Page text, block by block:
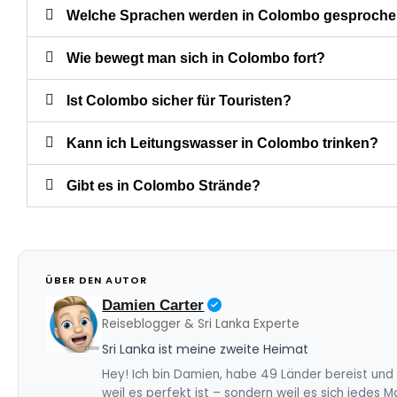
Welche Sprachen werden in Colombo
Wie bewegt man sich in Colombo fort?
Ist Colombo sicher für Touristen?
Kann ich Leitungswasser in Colombo trinken?
Gibt es in Colombo Strände?
ÜBER DEN AUTOR
Damien Carter
Reiseblogger & Sri Lanka Experte
Sri Lanka ist meine zweite Heimat
Hey! Ich bin Damien, habe 49 Länder bereist
weil es perfekt ist – sondern weil es sich jedes